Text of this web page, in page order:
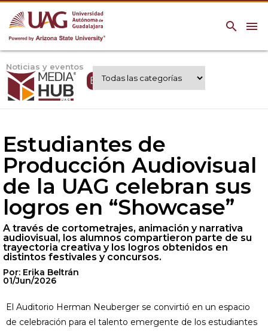
menu
search
Noticias y eventos
Expertos UAG
Estudiantes de
Producción Audiovisual
de la UAG celebran sus
logros en “Showcase”
A través de cortometrajes, animación y narrativa
audiovisual, los alumnos compartieron parte de su
trayectoria creativa y los logros obtenidos en
distintos festivales y concursos.
Por: Erika Beltrán
01/Jun/2026
El Auditorio Herman Neuberger se convirtió en un espacio
de celebración para el talento emergente de los estudiantes